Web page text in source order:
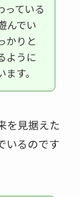
っている
んでい
かりと
ように
す。
を見据えた
いるのです